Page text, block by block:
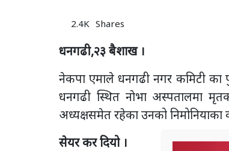
2.4K Shares
धनगढी,२३ बैशाख ।
नेकपा एमाले धनगढी नगर कमिटी का
धनगढी स्थित नाेभा अस्पतालमा
अध्यक्षसमेत रहेका उनको
सेयर कर दियो ।